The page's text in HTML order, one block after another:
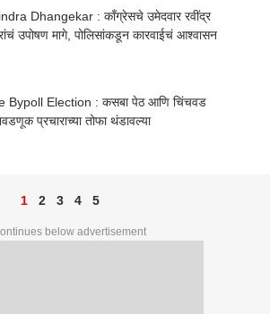
Dhangekar : काँग्रेसचे उमेदवार रवींद्र
उपोषण मागे, पोलिसांकडून कारवाईचं आश्वासन
Bypoll Election : कसबा पेठ आणि चिंचवड
प्रचाराच्या तोफा थंडावल्या
1 2 3 4 5
below advertisement